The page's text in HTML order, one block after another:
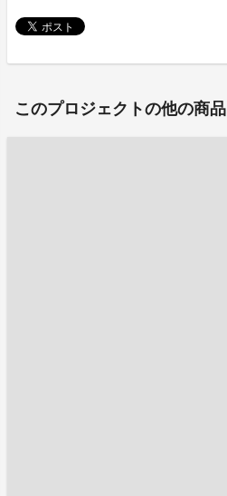
このプロジェクトの他の商品